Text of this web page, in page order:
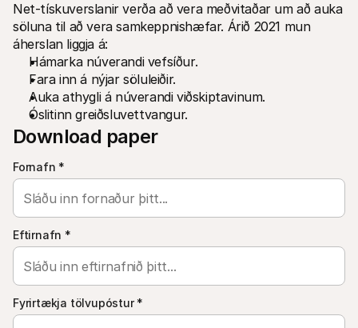
Tæknilegar auðlindir
Raðh გუნna
Kynntu þér þróunaraðilaauðlindir og uppfærslur
Bókasöfn
Sameinaðu Mollie við bókasöfn tilbúin til notkunar
Discord samfélag
Taktu þátt í forritarasamfélagi okkar
Mollie
Um Mollie
Verðlag
Skoðaðu verðskrá okkar
Um okkur
Fréttir
Starfsferlar
Komdu að vinna með okkur – við
Hafa samband
Fáðu að vita hvers vegna Mollie er á bankayfirlitinu þínu
Fyrir Mollie viðskiptavini
Hafðu samband við þjónustuverið okkar
Hafðu samband við söludeild
Net-tískuverslanir verða að vera meðvitaðar um að auka
söluna til að vera samkeppnishæfar. Árið 2021 mun
áherslan liggja á:
Hámarka núverandi vefsíður.
Fara inn á nýjar söluleiðir.
Auka athygli á núverandi viðskiptavinum.
Óslitinn greiðsluvettvangur.
Download paper
Fornafn *
Eftirnafn *
Fyrirtækja tölvupóstur*